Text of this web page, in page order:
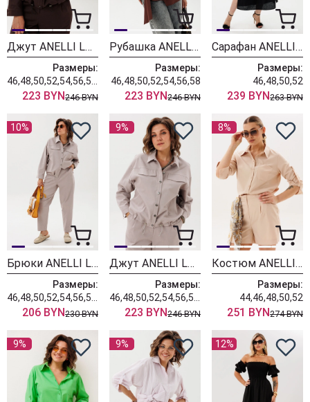
Джут ANELLI LAUREL 1816 горячий шоколад
Размеры:
223 BYN246 BYN
Рубашка ANELLI LAUREL 1862 шоколадный бант
Размеры:
46,48,50,52,54,56,58
223 BYN246 BYN
Сарафан ANELLI LAUREL 1889 черный элегантный
Размеры:
46,48,50,52
239 BYN263 BYN
10%
Брюки ANELLI LAUREL 1853 новый бежевый
Размеры:
206 BYN230 BYN
9%
Джут ANELLI LAUREL 1816 новый бежевый
Размеры:
223 BYN246 BYN
8%
Костюм ANELLI LAUREL 1372 панна котта
Размеры:
44,46,48,50,52
251 BYN274 BYN
9% 9% 12%